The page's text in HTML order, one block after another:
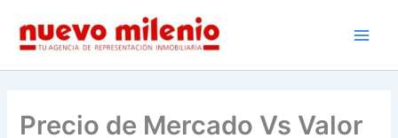
contenido
Precio de Mercado Vs Valor